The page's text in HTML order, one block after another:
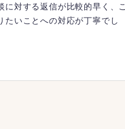
に対する返信が比較的早く、こ
たいことへの対応が丁寧でし